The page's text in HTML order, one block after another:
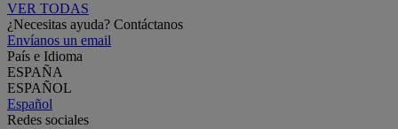
VER TODAS
¿Necesitas ayuda? Contáctanos
Envíanos un email
País e Idioma
ESPAÑA
ESPAÑOL
Español
Redes sociales